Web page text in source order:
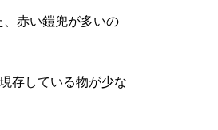
赤い鎧兜が多いの
存している物が少な